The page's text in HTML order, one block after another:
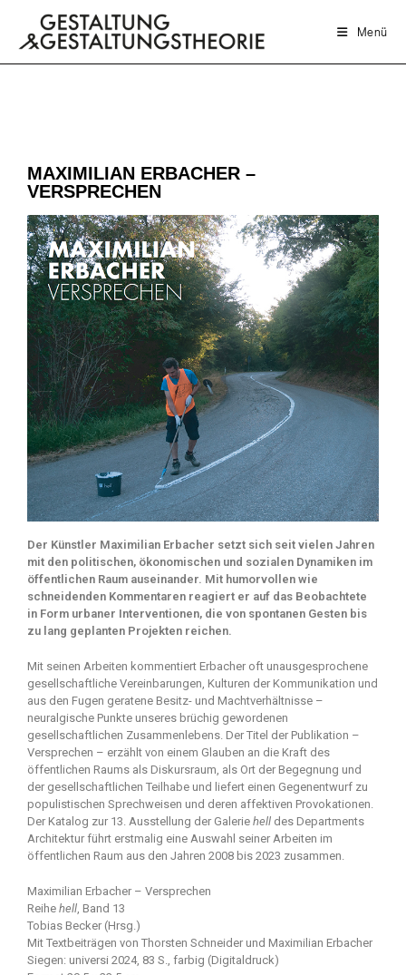
Menü
MAXIMILIAN ERBACHER –
VERSPRECHEN
Der Künstler Maximilian Erbacher setzt sich seit vielen Jahren
mit den politischen, ökonomischen und sozialen Dynamiken im
öffentlichen Raum auseinander. Mit humorvollen wie
schneidenden Kommentaren reagiert er auf das Beobachtete
in Form urbaner Interventionen, die von spontanen Gesten bis
zu lang geplanten Projekten reichen.
Mit seinen Arbeiten kommentiert Erbacher oft unausgesprochene
gesellschaftliche Vereinbarungen, Kulturen der Kommunikation und
aus den Fugen geratene Besitz- und Machtverhältnisse –
neuralgische Punkte unseres brüchig gewordenen
gesellschaftlichen Zusammenlebens. Der Titel der Publikation –
Versprechen – erzählt von einem Glauben an die Kraft des
öffentlichen Raums als Diskursraum, als Ort der Begegnung und
der gesellschaftlichen Teilhabe und liefert einen Gegenentwurf zu
populistischen Sprechweisen und deren affektiven Provokationen.
Der Katalog zur 13. Ausstellung der Galerie hell des Departments
Architektur führt erstmalig eine Auswahl seiner Arbeiten im
öffentlichen Raum aus den Jahren 2008 bis 2023 zusammen.
Maximilian Erbacher – Versprechen
Reihe hell, Band 13
Tobias Becker (Hrsg.)
Mit Textbeiträgen von Thorsten Schneider und Maximilian Erbacher
Siegen: universi 2024, 83 S., farbig (Digitaldruck)